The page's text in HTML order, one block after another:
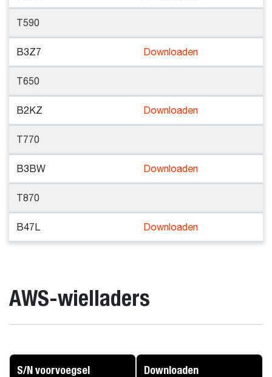
T590
B3Z7 Downloaden
T650
B2KZ Downloaden
T770
B3BW Downloaden
T870
B47L Downloaden
AWS-wielladers
S/N voorvoegsel Downloaden